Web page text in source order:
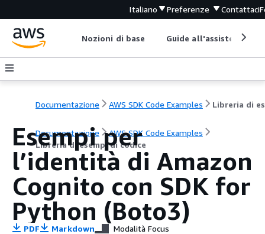
Italiano Preferenze Contattaci
Nozioni di base Guide all'assistenza
Documentazione AWS SDK Code Examples
Documentazione
AWS SDK Code Examples
Libreria di esempi di codice
Esempi per
l’identità di Amazon
Cognito con SDK for
Python (Boto3)
PDF Markdown Modalità Focus